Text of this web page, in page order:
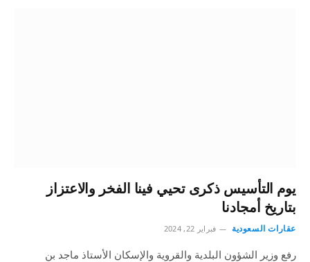
يوم التأسيس ذكرى تحيي فينا الفخر والاعتزاز
بتاريخ أمجادنا
عقارات السعودية فبراير 22, 2024
رفع وزير الشؤون البلدية والقروية والإسكان الأستاذ ماجد بن